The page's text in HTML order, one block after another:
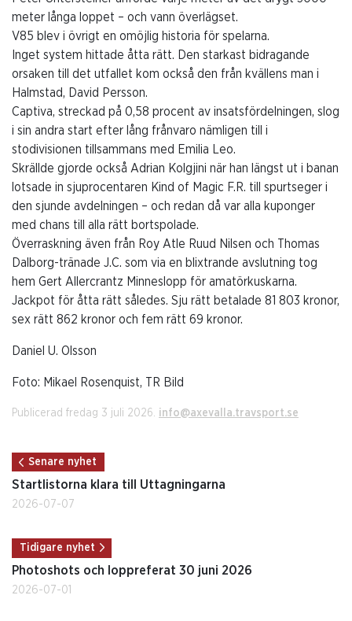
meter långa loppet – och vann överlägset.
V85 blev i övrigt en omöjlig historia för spelarna.
Inget system hittade åtta rätt. Den starkast bidragande
orsaken till det utfallet kom också den från kvällens man i
Halmstad, David Persson.
Captiva, streckad på 0,58 procent av insatsfördelningen, slog
i sin andra start efter lång frånvaro nämligen till i
stodivisionen tillsammans med Emilia Leo.
Skrällde gjorde också Adrian Kolgjini när han längst ut i banan
lotsade in sjuprocentaren Kind of Magic F.R. till spurtseger i
den sjunde avdelningen – och redan då var alla kuponger
med chans till alla rätt bortspolade.
Överraskning även från Roy Atle Ruud Nilsen och Thomas
Dalborg-tränade J.C. som via en blixtrande avslutning tog
hem Gert Allercrantz Minneslopp för amatörkuskarna.
Jackpot för åtta rätt således. Sju rätt betalade 81 803 kronor,
sex rätt 862 kronor och fem rätt 69 kronor.
Daniel U. Olsson
Foto: Mikael Rosenquist, TR Bild
Publicerad fredag 3 juli 2026. info@axevalla.travsport.se
Senare nyhet
Startlistorna klara till Uttagningarna
2026-07-07
Tidigare nyhet
Photoshots och loppreferat 30 juni 2026
2026-07-01